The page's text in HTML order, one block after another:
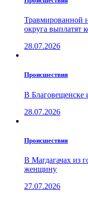
Травмированной
округа выплатят
28.07.2026
Проиcшествия
В Благовещенске
28.07.2026
Проиcшествия
В Магдагачах из
женщину
27.07.2026